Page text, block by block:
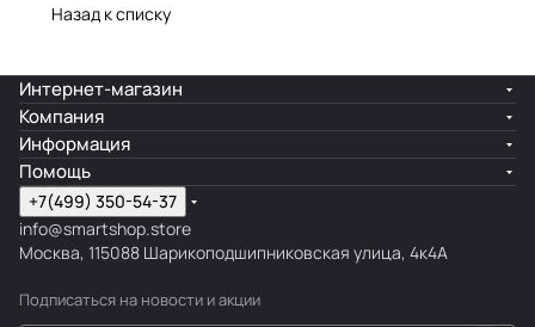
Назад к списку
Интернет-магазин
Компания
Информация
Помощь
+7(499) 350-54-37
info@smartshop.store
Москва, 115088 Шарикоподшипниковская улица, 4к4А
Подписаться на новости и акции